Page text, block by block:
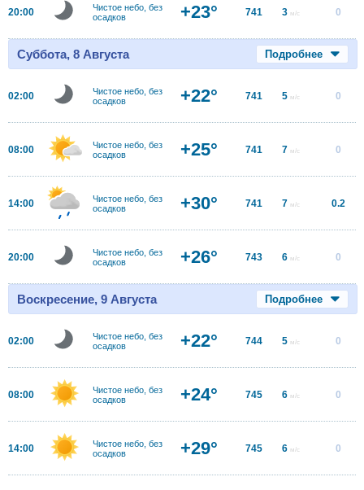
20:00
Чистое небо, без
осадков
+23° 741 3 м/с 0
Суббота, 8 Августа Подробнее
02:00
Чистое небо, без
осадков
+22° 741 5 м/с 0
08:00
Чистое небо, без
осадков
+25° 741 7 м/с 0
14:00
Чистое небо, без
осадков
+30° 741 7 м/с 0.2
20:00
Чистое небо, без
осадков
+26° 743 6 м/с 0
Воскресение, 9 Августа Подробнее
02:00
Чистое небо, без
осадков
+22° 744 5 м/с 0
08:00
Чистое небо, без
осадков
+24° 745 6 м/с 0
14:00
Чистое небо, без
осадков
+29° 745 6 м/с 0